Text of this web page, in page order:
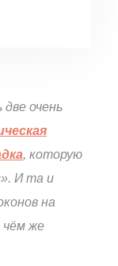
очень
, которую
И та и
на
чём же